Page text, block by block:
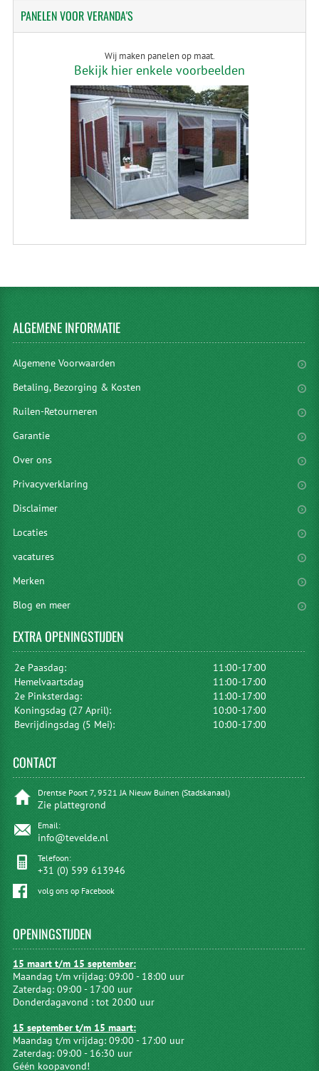
PANELENVOOR VERANDA'S
Wij maken panelen op maat.
Bekijk hier enkele voorbeelden
ALGEMENEINFORMATIE
Algemene Voorwaarden
Betaling, Bezorging & Kosten
Ruilen-Retourneren
Garantie
Over ons
Privacyverklaring
Disclaimer
Locaties
vacatures
Merken
Blog en meer
EXTRAOPENINGSTIJDEN
2e Paasdag:
11:00-17:00
Hemelvaartsdag
11:00-17:00
2e Pinksterdag:
11:00-17:00
Koningsdag (27 April):
10:00-17:00
Bevrijdingsdag (5 Mei):
10:00-17:00
CONTACT
Drentse Poort 7, 9521 JA Nieuw Buinen (Stadskanaal)
Zie plattegrond
Email:
info@tevelde.nl
Telefoon:
+31 (0) 599 613946
volg ons op Facebook
OPENINGSTIJDEN
15 maart t/m 15 september:
Maandag t/m vrijdag: 09:00 - 18:00 uur
Zaterdag: 09:00 - 17:00 uur
Donderdagavond : tot 20:00 uur
15 september t/m 15 maart:
Maandag t/m vrijdag: 09:00 - 17:00 uur
Zaterdag: 09:00 - 16:30 uur
Géén koopavond!